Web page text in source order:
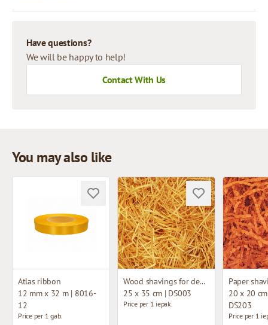
Have questions?
We will be happy to help!
Contact With Us
You may also like
Atlas ribbon
12 mm x 32 m | 8016-
12
Price per 1 gab.
Wood shavings for decoration
25 x 35 cm | DS003
Price per 1 iepak.
20 x 20
DS203
Price per 1